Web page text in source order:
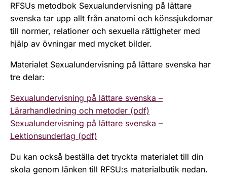
RFSUs metodbok Sexualundervisning på lättare
svenska tar upp allt från anatomi och könssjukdomar
till normer, relationer och sexuella rättigheter med
hjälp av övningar med mycket bilder.
Materialet Sexualundervisning på lättare svenska har
tre delar:
Sexualundervisning på lättare svenska –
Lärarhandledning och metoder (pdf)
Sexualundervisning på lättare svenska –
Lektionsunderlag (pdf)
Du kan också beställa det tryckta materialet till din
skola genom länken till RFSU:s materialbutik nedan.